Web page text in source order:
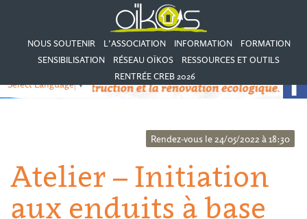
NOUS SOUTENIR L’ASSOCIATION INFORMATION
FORMATION
SENSIBILISATION
RÉSEAU OÏKOS
RESSOURCES ET OUTILS
RENTRÉE CREB 2026
Select Language▼
Rendez-vous le 24/05/2022 à 18:30
Atelier – Initiation
aux enduits à base